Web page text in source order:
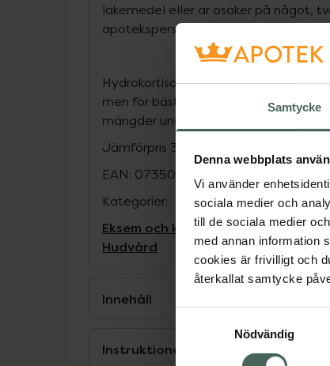
Samtycke
Denna webbplats
Vi använder
sociala medier och
till de sociala medier
med annan information
cookies är frivilligt och
återkallat samtycke
Nödvändig
läkemedel eller är osäker på något,
apotekspersonal för råd.
Hydrokortison Evolan kan användas
men för bästa resultat bör långvarig
mängder undvikas.
Jämförpris 3000 kr
EAN: 07350041585190
Kategorier:
Eksem och klåda Eksem och klåda
Hudvård
Innehåll
Instruktioner